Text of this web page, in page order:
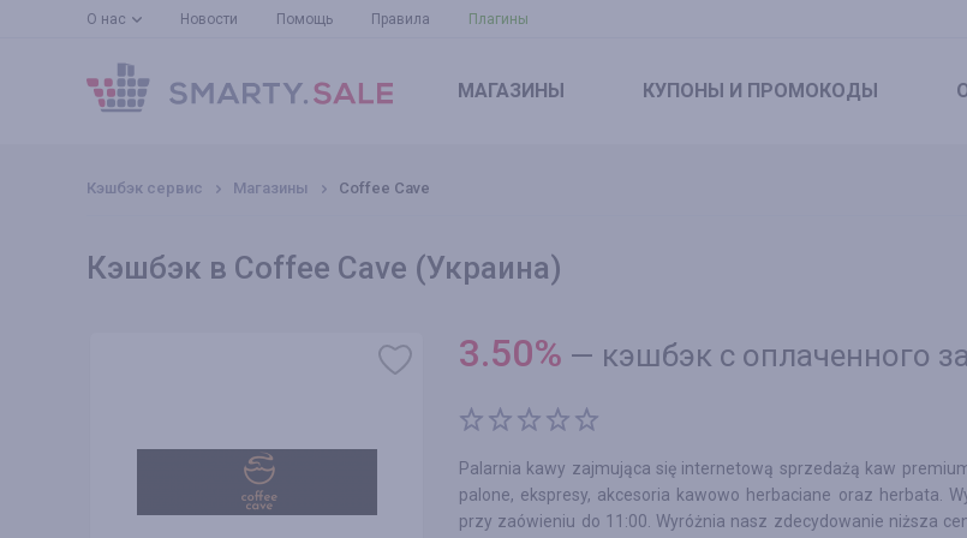
О нас Новости Помощь Правила Плагины
МАГАЗИНЫ КУПОНЫ И ПРОМОКОДЫ
Кэшбэк сервис Магазины Coffee Cave
Кэшбэк в Coffee Cave (Украина)
3.50% — кэшбэк с оплаченного
Palarnia kawy zajmująca się internetową sprzedażą kaw
palone, ekspresy, akcesoria kawowo herbaciane oraz herbata.
przy zaówieniu do 11:00. Wyróżnia nasz zdecydowanie niższa